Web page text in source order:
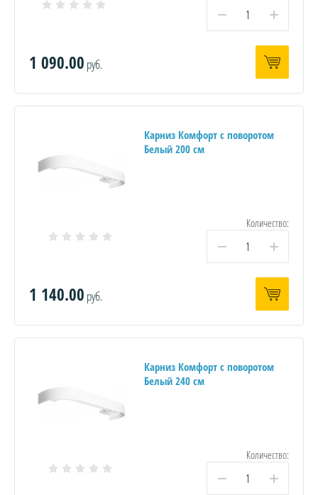
− +
1 090.00 руб.
Карниз Комфорт с поворотом
Белый 200 см
Количество:
− +
1 140.00 руб.
Карниз Комфорт с поворотом
Белый 240 см
Количество:
− +